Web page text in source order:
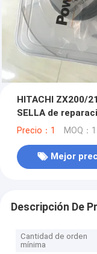
HITACHI ZX200/
SELLA de
Precio：1 MOQ：1
Mejor
Descripción De
Cantidad de orden
mínima